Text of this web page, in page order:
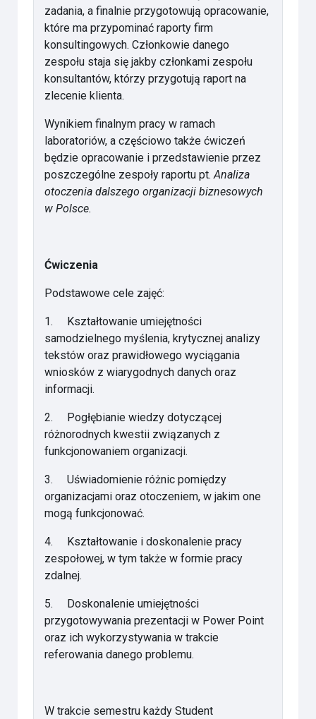
zadania, a finalnie przygotowują opracowanie,
które ma przypominać raporty firm
konsultingowych. Członkowie danego
zespołu staja się jakby członkami zespołu
konsultantów, którzy przygotują raport na
zlecenie klienta.
Wynikiem finalnym pracy w ramach
laboratoriów, a częściowo także ćwiczeń
będzie opracowanie i przedstawienie przez
poszczególne zespoły raportu pt.Analiza
otoczenia dalszego organizacji biznesowych
w Polsce.
Ćwiczenia
Podstawowe cele zajęć:
1. Kształtowanie umiejętności
samodzielnego myślenia, krytycznej analizy
tekstów oraz prawidłowego wyciągania
wniosków z wiarygodnych danych oraz
informacji.
2. Pogłębianie wiedzy dotyczącej
różnorodnych kwestii związanych z
funkcjonowaniem organizacji.
3.Uświadomienie różnic pomiędzy
organizacjami oraz otoczeniem, w jakim one
mogą funkcjonować.
4. Kształtowanie i doskonalenie pracy
zespołowej, w tym także w formie pracy
zdalnej.
5. Doskonalenie umiejętności
przygotowywania prezentacji w Power Point
oraz ich wykorzystywania w trakcie
referowania danego problemu.
W trakcie semestru każdy Student